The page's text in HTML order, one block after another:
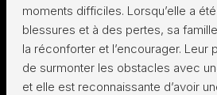
moments difficiles. Lorsqu’elle a
blessures et à des pertes, sa
la réconforter et l’encourager. Leur
de surmonter les obstacles avec
et elle est reconnaissante d’avoir